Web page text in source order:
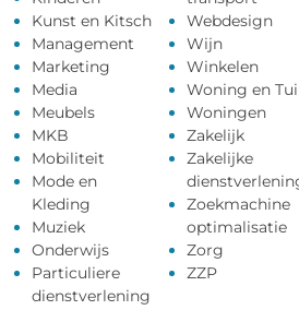
Kunst en Kitsch
Management
Marketing
Media
Meubels
MKB
Mobiliteit
Mode en
Kleding
Muziek
Onderwijs
Particuliere
dienstverlening
Webdesign
Wijn
Winkelen
Woning en
Woningen
Zakelijk
Zakelijke
Zoekmachine
optimalisatie
Zorg
ZZP